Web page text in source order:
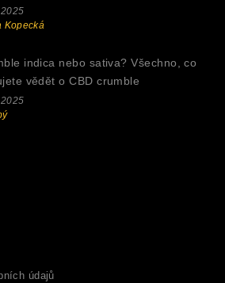
Kopecká
indica nebo sativa? Všechno, co
vědět o CBD crumble
údajů